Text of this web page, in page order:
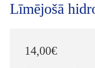
Līmējošā
14,00€